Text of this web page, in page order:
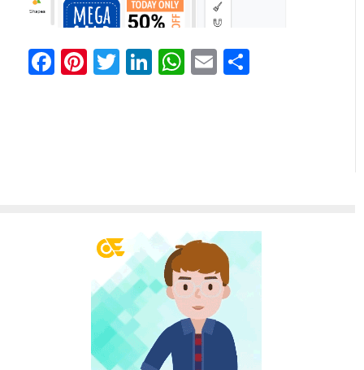
Facebook
Pinterest
Twitter
LinkedIn
WhatsApp
Email